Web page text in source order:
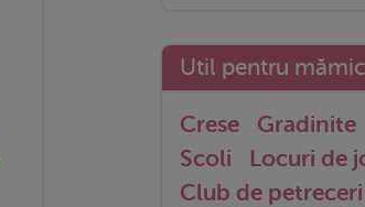
Util pentru
Crese Gradinite
Scoli
Locuri de
Club de petreceri